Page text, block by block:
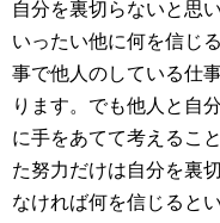
自分を裏切らないと思
いったい他に何を信じ
事で他人のしている仕
ります。でも他人と自
に手をあてて考えるこ
た努力だけは自分を裏
なければ何を信じると